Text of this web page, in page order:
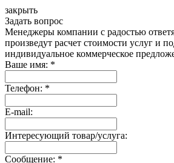
закрыть
Задать вопрос
Менеджеры компании с радостью
произведут расчет стоимости услуг и
индивидуальное коммерческое
Ваше имя: *
Телефон: *
E-mail:
Интересующий товар/услуга:
Сообщение: *